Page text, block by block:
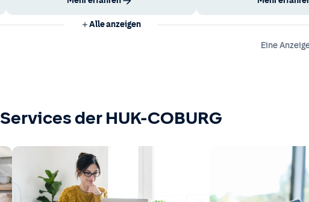
Alle anzeigen
Eine
Services der HUK-COBURG